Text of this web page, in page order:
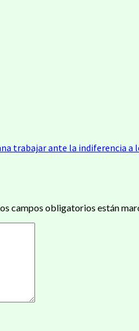
trabajar ante la indiferencia a
campos obligatorios están